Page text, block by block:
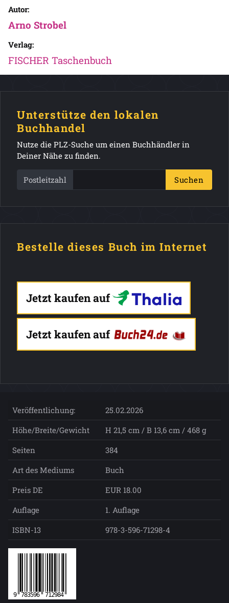
Autor:
Arno Strobel
Verlag:
FISCHER Taschenbuch
Unterstütze den lokalen
Buchhandel
Nutze die PLZ-Suche um einen Buchhändler in
Deiner Nähe zu finden.
Postleitzahl Suchen
Bestelle dieses Buch im Internet
Jetzt kaufen auf
Jetzt kaufen auf
Veröffentlichung:
25.02.2026
Höhe/Breite/Gewicht
H 21,5 cm / B 13,6 cm / 468 g
Seiten
384
Art des Mediums
Buch
Preis DE
EUR 18.00
Auflage
1. Auflage
ISBN-13
978-3-596-71298-4